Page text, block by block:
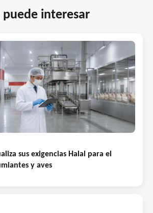
puede interesar
sus exigencias Halal para el
y aves